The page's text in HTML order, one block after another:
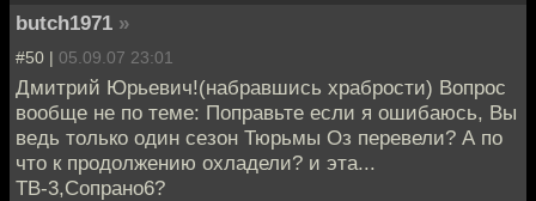
butch1971 »
#50 | 05.09.07 23:01
Дмитрий Юрьевич!(набравшись храбрости) Вопрос
вообще не по теме: Поправьте если я ошибаюсь, Вы
ведь только один сезон Тюрьмы Оз перевели? А по
что к продолжению охладели? и эта...
ТВ-3,Сопрано6?